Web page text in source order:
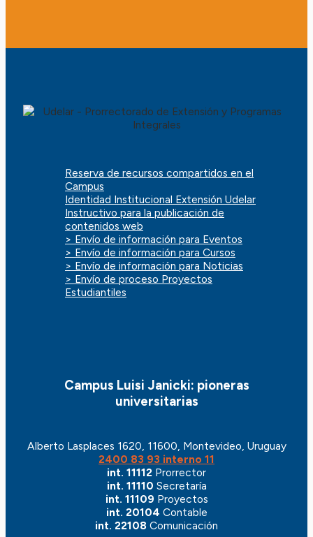
Reserva de recursos compartidos en el
Campus
Identidad Institucional Extensión Udelar
Instructivo para la publicación de
contenidos web
> Envío de información para Eventos
> Envío de información para Cursos
> Envío de información para Noticias
> Envío de proceso Proyectos
Estudiantiles
Campus Luisi Janicki: pioneras
universitarias
Alberto Lasplaces 1620, 11600, Montevideo, Uruguay
2400 83 93 interno 11
int. 11112 Prorrector
int. 11110 Secretaría
int. 11109 Proyectos
int. 20104 Contable
int. 22108 Comunicación